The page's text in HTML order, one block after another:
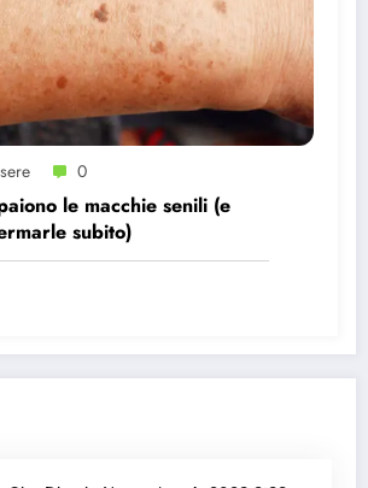
0
le macchie senili (e
subito)